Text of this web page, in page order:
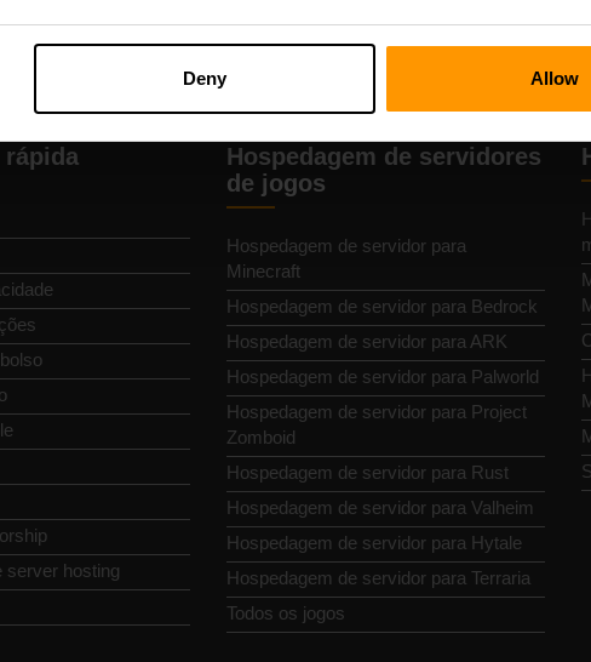
Deny Allow
rápida
server hosting
Hospedagem de servidores
de jogos
Hospedagem de servidor para
Minecraft
Hospedagem de servidor para Bedrock
Hospedagem de servidor para ARK
Hospedagem de servidor para Palworld
Hospedagem de servidor para Project
Zomboid
Hospedagem de servidor para Rust
Hospedagem de servidor para Valheim
Hospedagem de servidor para Hytale
Hospedagem de servidor para Terraria
Todos os jogos